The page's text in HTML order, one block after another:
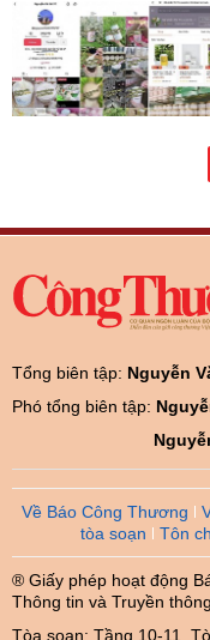
Tổng biên tập: Nguyễn
Phó tổng biên tập:
Về Báo Công Thương
tòa soạn
Tôn
® Giấy phép hoạt động
Thông tin và Truyền
Tòa soạn: Tầng 10-11,